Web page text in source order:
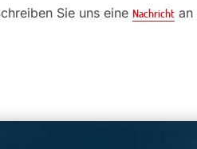
Sie uns eine Nachricht an